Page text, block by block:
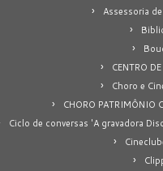
Assessoria
CENTRO
Choro e
CHORO PATRIMÔNIO
Ciclo de conversas 'A gravadora